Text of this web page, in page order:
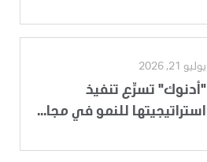
يوليو 21, 2026
"أدنوك" تسرِّع تنفيذ
استراتيجيتها للنمو في مجا...